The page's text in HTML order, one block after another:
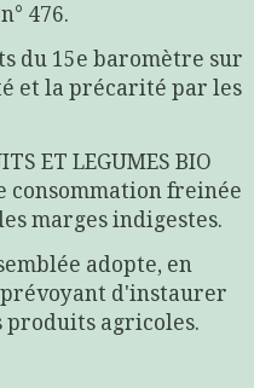
476.
du 15e baromètre sur
et la précarité par les
ET LEGUMES BIO
consommation freinée
marges indigestes.
adopte, en
d'instaurer
produits agricoles.